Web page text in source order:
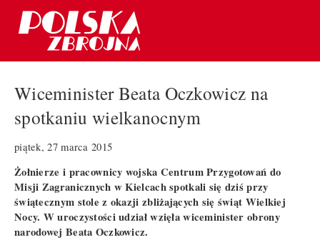
Wiceminister Beata Oczkowicz na
spotkaniu wielkanocnym
piątek, 27 marca 2015
Żołnierze i pracownicy wojska Centrum Przygotowań do
Misji Zagranicznych w Kielcach spotkali się dziś przy
świątecznym stole z okazji zbliżających się świąt Wielkiej
Nocy. W uroczystości udział wzięła wiceminister obrony
narodowej Beata Oczkowicz.